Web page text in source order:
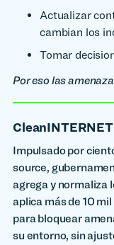
Actualizar
cambian los
Tomar
Por eso las
Impulsado por
source,
agrega y normaliza
aplica más de 10
para bloquear
su entorno, sin